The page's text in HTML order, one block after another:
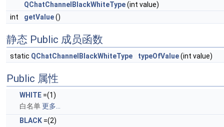
QChatChannelBlackWhiteType(int value)
int
getValue()
静态 Public 成员函数
static QChatChannelBlackWhiteType typeOfValue(int value)
Public 属性
WHITE =(1)
白名单更多...
BLACK =(2)